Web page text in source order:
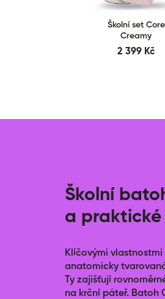
Školní set Core
Creamy
2 399 Kč
Školní
a
Klíčovými
anatomicky
Ty zajišťují
na krční páteř. Batoh